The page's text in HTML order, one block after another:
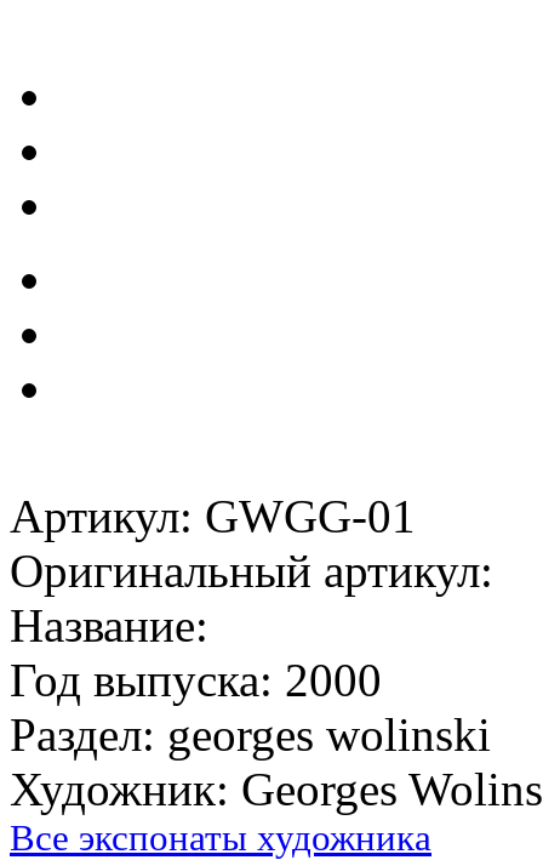
Артикул: GWGG-01
Оригинальный артикул:
Название:
Год выпуска: 2000
Раздел: georges wolinski
Художник: Georges
Все экспонаты художника